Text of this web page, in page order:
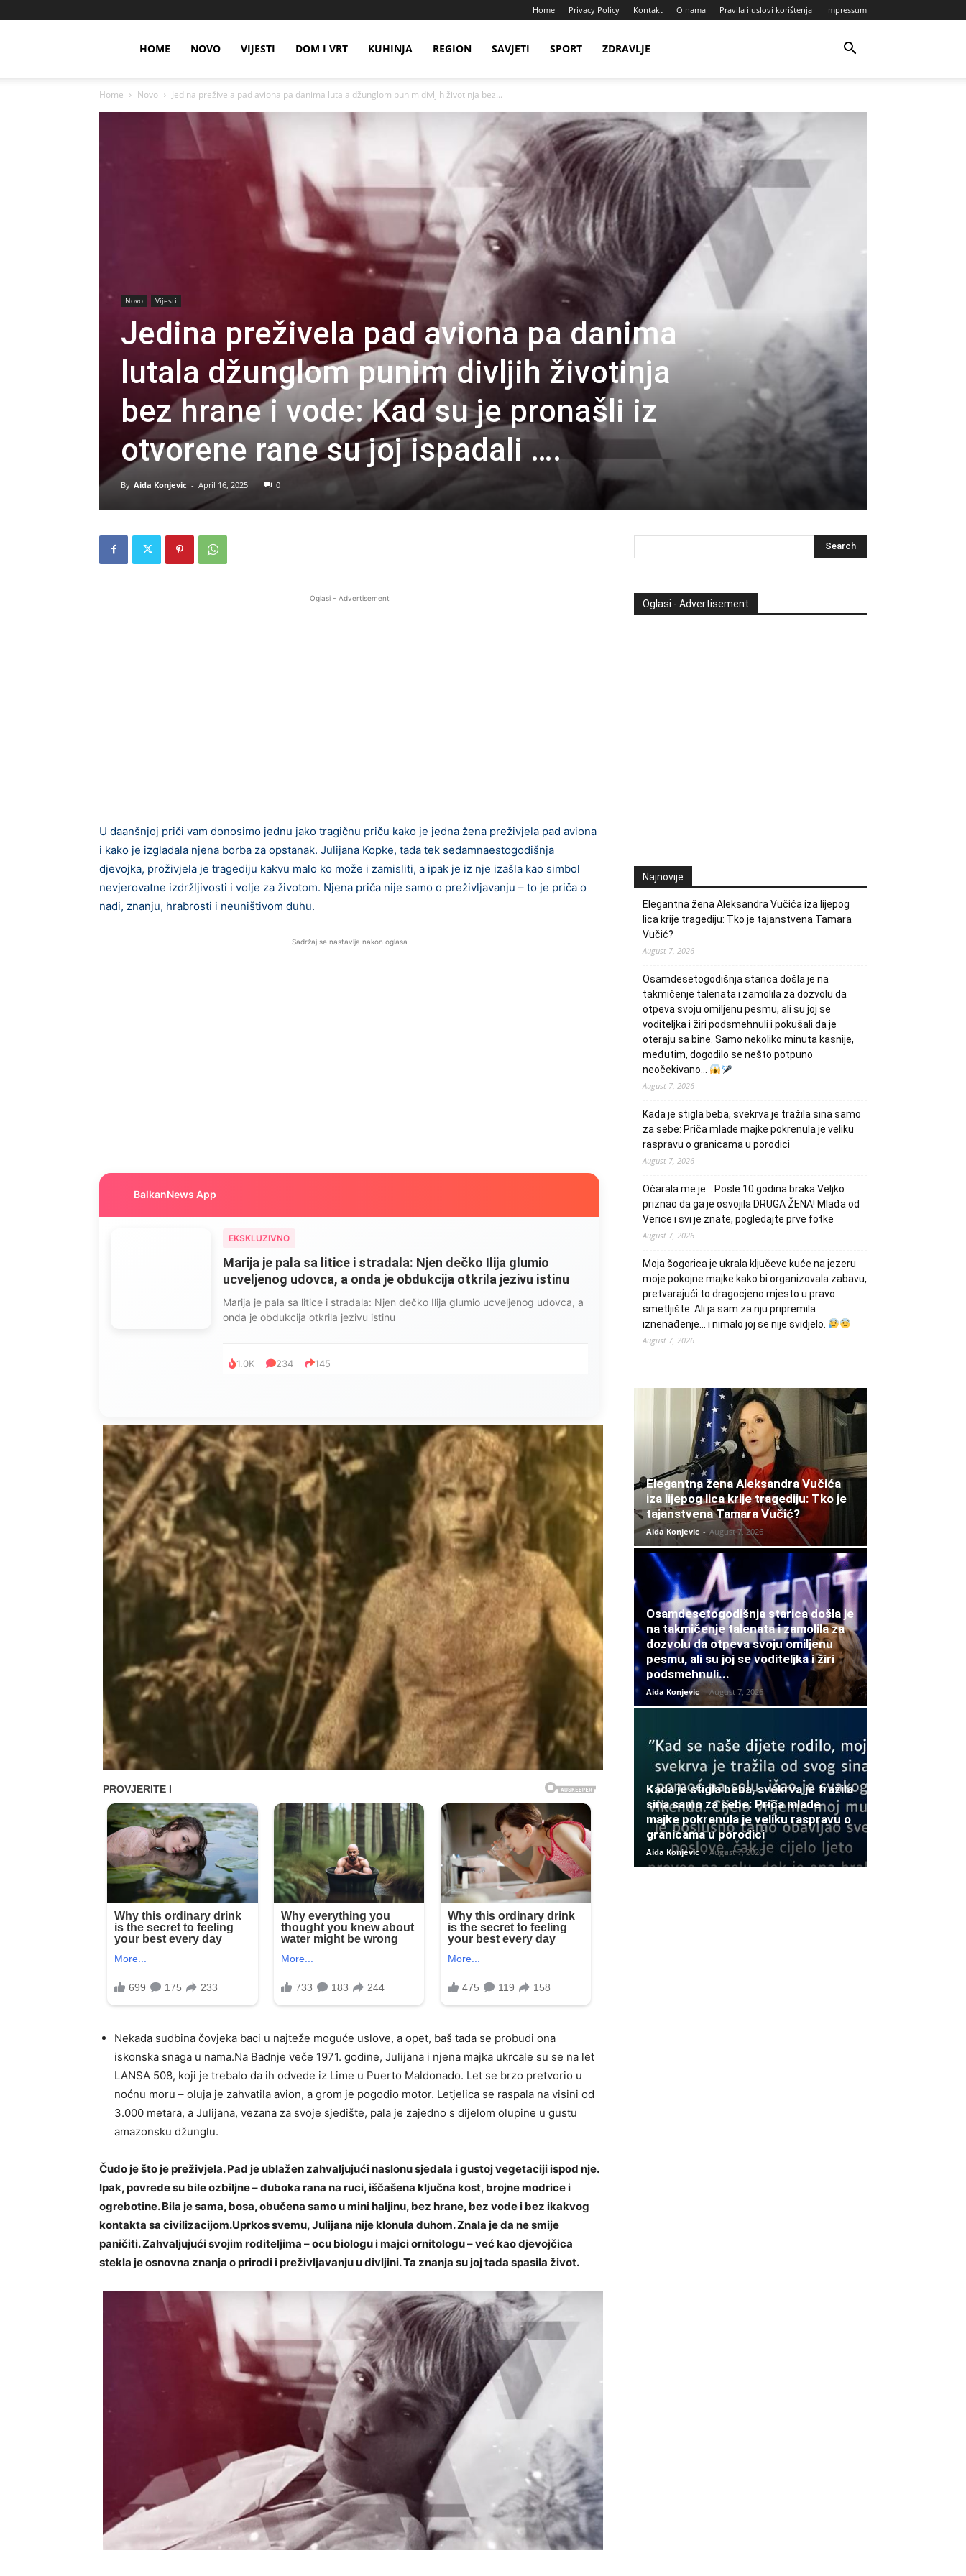
Home Privacy Policy Kontakt O nama Pravila i uslovi korištenja Impressum
HOME NOVO VIJESTI DOM I VRT KUHINJA REGION SAVJETI SPORT ZDRAVLJE
Home Novo Jedina preživela pad aviona pa danima lutala džunglom punim divljih životinja bez...
Novo Vijesti
Jedina preživela pad aviona pa danima
lutala džunglom punim divljih životinja
bez hrane i vode: Kad su je pronašli iz
otvorene rane su joj ispadali ….
By Aida Konjevic - April 16, 2025 0
Oglasi - Advertisement
U daanšnjoj priči vam donosimo jednu jako tragičnu priču kako je jedna žena preživjela pad aviona
i kako je izgladala njena borba za opstanak. Julijana Kopke, tada tek sedamnaestogodišnja
djevojka, proživjela je tragediju kakvu malo ko može i zamisliti, a ipak je iz nje izašla kao simbol
nevjerovatne izdržljivosti i volje za životom. Njena priča nije samo o preživljavanju – to je priča o
nadi, znanju, hrabrosti i neuništivom duhu.
Sadržaj se nastavlja nakon oglasa
BalkanNews App
EKSKLUZIVNO
Marija je pala sa litice i stradala: Njen dečko Ilija glumio
ucveljenog udovca, a onda je obdukcija otkrila jezivu istinu
Marija je pala sa litice i stradala: Njen dečko Ilija glumio ucveljenog udovca, a
onda je obdukcija otkrila jezivu istinu
1.0K 234 145
Nekada sudbina čovjeka baci u najteže moguće uslove, a opet, baš tada se probudi ona
iskonska snaga u nama.Na Badnje veče 1971. godine, Julijana i njena majka ukrcale su se na let
LANSA 508, koji je trebalo da ih odvede iz Lime u Puerto Maldonado. Let se brzo pretvorio u
noćnu moru – oluja je zahvatila avion, a grom je pogodio motor. Letjelica se raspala na visini od
3.000 metara, a Julijana, vezana za svoje sjedište, pala je zajedno s dijelom olupine u gustu
amazonsku džunglu.
Čudo je što je preživjela. Pad je ublažen zahvaljujući naslonu sjedala i gustoj vegetaciji ispod nje.
Ipak, povrede su bile ozbiljne – duboka rana na ruci, iščašena ključna kost, brojne modrice i
ogrebotine. Bila je sama, bosa, obučena samo u mini haljinu, bez hrane, bez vode i bez ikakvog
kontakta sa civilizacijom.Uprkos svemu, Julijana nije klonula duhom. Znala je da ne smije
paničiti. Zahvaljujući svojim roditeljima – ocu biologu i majci ornitologu – već kao djevojčica
stekla je osnovna znanja o prirodi i preživljavanju u divljini. Ta znanja su joj tada spasila život.
Oglasi - Advertisement
Najnovije
Elegantna žena Aleksandra Vučića iza lijepog
lica krije tragediju: Tko je tajanstvena Tamara
Vučić?
August 7, 2026
Osamdesetogodišnja starica došla je na
takmičenje talenata i zamolila za dozvolu da
otpeva svoju omiljenu pesmu, ali su joj se
voditeljka i žiri podsmehnuli i pokušali da je
oteraju sa bine. Samo nekoliko minuta kasnije,
međutim, dogodilo se nešto potpuno
neočekivano…
August 7, 2026
Kada je stigla beba, svekrva je tražila sina samo
za sebe: Priča mlade majke pokrenula je veliku
raspravu o granicama u porodici
August 7, 2026
Očarala me je… Posle 10 godina braka Veljko
priznao da ga je osvojila DRUGA ŽENA! Mlađa od
Verice i svi je znate, pogledajte prve fotke
August 7, 2026
Moja šogorica je ukrala ključeve kuće na jezeru
moje pokojne majke kako bi organizovala zabavu,
pretvarajući to dragocjeno mjesto u pravo
smetljište. Ali ja sam za nju pripremila
iznenađenje… i nimalo joj se nije svidjelo.
August 7, 2026
Elegantna žena Aleksandra Vučića
iza lijepog lica krije tragediju: Tko je
tajanstvena Tamara Vučić?
Aida Konjevic - August 7, 2026
Osamdesetogodišnja starica došla je
na takmičenje talenata i zamolila za
dozvolu da otpeva svoju omiljenu
pesmu, ali su joj se voditeljka i žiri
podsmehnuli...
Aida Konjevic - August 7, 2026
Kada je stigla beba, svekrva je tražila
sina samo za sebe: Priča mlade
majke pokrenula je veliku raspravu o
granicama u porodici
Aida Konjevic - August 7, 2026